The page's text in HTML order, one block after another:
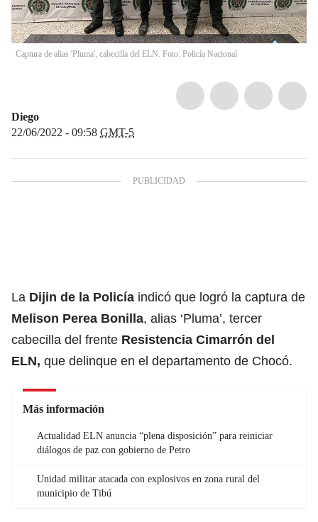
Captura de alias 'Pluma', cabecilla del ELN. Foto: Policía Nacional
Diego
22/06/2022 - 09:58 GMT-5
La Dijin de la Policía indicó que logró la captura de
Melison Perea Bonilla, alias ‘Pluma’, tercer
cabecilla del frente Resistencia Cimarrón del
ELN, que delinque en el departamento de Chocó.
Más información
Actualidad ELN anuncia “plena disposición” para reiniciar
diálogos de paz con gobierno de Petro
Unidad militar atacada con explosivos en zona rural del
municipio de Tibú